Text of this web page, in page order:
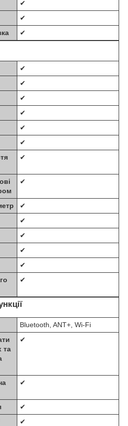
✔
✔
✔
✔
✔
✔
✔
✔
✔
✔
✔
✔
✔
✔
✔
✔
✔
Bluetooth, ANT+, Wi-Fi
та
✔
✔
✔
✔